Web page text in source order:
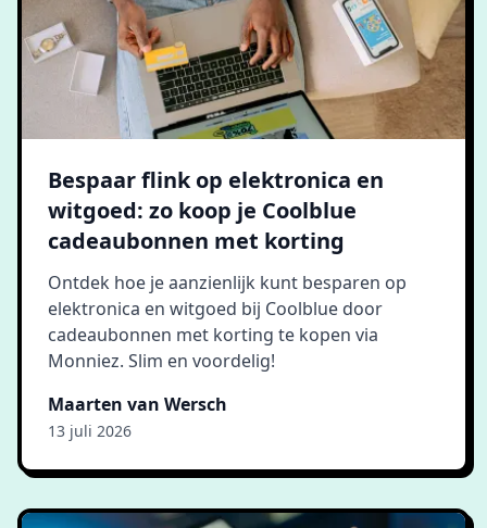
Bespaar flink op elektronica en
witgoed: zo koop je Coolblue
cadeaubonnen met korting
Ontdek hoe je aanzienlijk kunt besparen op
elektronica en witgoed bij Coolblue door
cadeaubonnen met korting te kopen via
Monniez. Slim en voordelig!
Maarten van Wersch
13 juli 2026